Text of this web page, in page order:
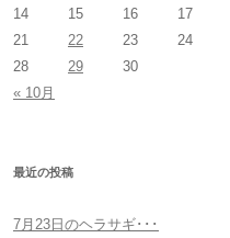
« 10月
14
15 16 17
21
22 23 24
28
29 30
最近の投稿
7月23日のヘラサギ･･･